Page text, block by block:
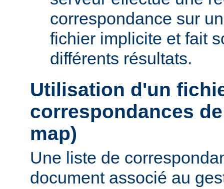
correspondance sur
fichier implicite et fait
différents résultats.
Utilisation d'un
correspondances
map)
Une liste de
document associé au